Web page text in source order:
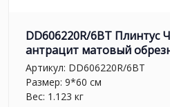
DD606220R/6BT Плинтус
антрацит матовый
Артикул: DD606220R/6BT
Размер: 9*60 см
Вес: 1.123 кг